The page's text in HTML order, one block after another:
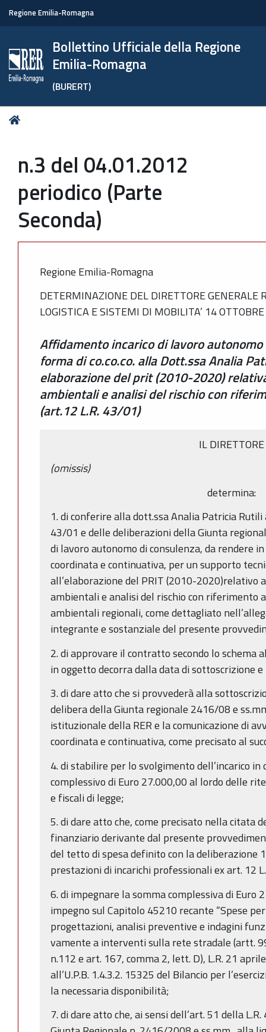
Regione Emilia-Romagna
Bollettino Ufficiale della Regione
Emilia-Romagna
(BURERT)
Tu
n.3 del 04.01.2012
periodico (Parte
Seconda)
Regione Emilia-Romagna
DETERMINAZIONE DEL DIRETTORE GENERALE
LOGISTICA E SISTEMI DI MOBILITA’ 14
Affidamento incarico di lavoro
forma di co.co.co. alla Dott.ssa Analia
elaborazione del prit (2010-2020)
ambientali e analisi del rischio con
(art.12 L.R. 43/01)
IL DIRETTORE
(omissis)
determina:
1. di conferire alla dott.ssa Analia Patricia Rutili
43/01 e delle deliberazioni della Giunta
di lavoro autonomo di consulenza, da rendere
coordinata e continuativa, per un supporto
all’elaborazione del PRIT (2010-2020)relativo
ambientali e analisi del rischio con riferimento
ambientali regionali, come dettagliato
integrante e sostanziale del presente
2. di approvare il contratto secondo lo schema
in oggetto decorra dalla data di sottoscrizione
3. di dare atto che si provvederà alla
delibera della Giunta regionale 2416/08 e
istituzionale della RER e la comunicazione di
coordinata e continuativa, come precisato al
4. di stabilire per lo svolgimento dell’incarico in
complessivo di Euro 27.000,00 al lordo delle
e fiscali di legge;
5. di dare atto che, come precisato nella citata
finanziario derivante dal presente
del tetto di spesa definito con la
prestazioni di incarichi professionali ex art. 12
6. di impegnare la somma complessiva di Euro
impegno sul Capitolo 45210 recante “Spese
progettazioni, analisi preven­tive e indagini
vamente a interventi sulla rete stradale (artt.
n.112 e art. 167, comma 2, lett. D), L.R. 21
all’U.P.B. 1.4.3.2. 15325 del Bilancio per
la necessaria disponibilità;
7. di dare atto che, ai sensi dell’art. 51 della